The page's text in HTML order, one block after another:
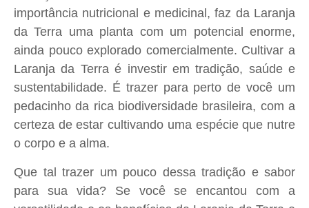
importância nutricional e medicinal, faz da Laranja
da Terra uma planta com um potencial enorme,
ainda pouco explorado comercialmente. Cultivar a
Laranja da Terra é investir em tradição, saúde e
sustentabilidade. É trazer para perto de você um
pedacinho da rica biodiversidade brasileira, com a
certeza de estar cultivando uma espécie que nutre
o corpo e a alma.
Que tal trazer um pouco dessa tradição e sabor
para sua vida? Se você se encantou com a